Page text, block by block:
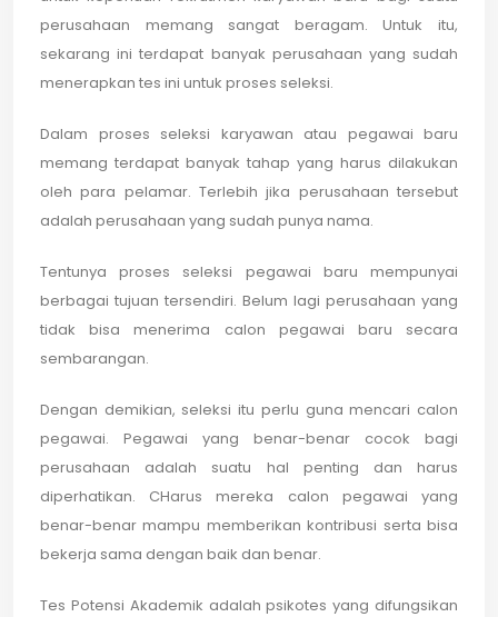
perusahaan memang sangat beragam. Untuk itu,
sekarang ini terdapat banyak perusahaan yang sudah
menerapkan tes ini untuk proses seleksi.
Dalam proses seleksi karyawan atau pegawai baru
memang terdapat banyak tahap yang harus dilakukan
oleh para pelamar. Terlebih jika perusahaan tersebut
adalah perusahaan yang sudah punya nama.
Tentunya proses seleksi pegawai baru mempunyai
berbagai tujuan tersendiri. Belum lagi perusahaan yang
tidak bisa menerima calon pegawai baru secara
sembarangan.
Dengan demikian, seleksi itu perlu guna mencari calon
pegawai. Pegawai yang benar-benar cocok bagi
perusahaan adalah suatu hal penting dan harus
diperhatikan. CHarus mereka calon pegawai yang
benar-benar mampu memberikan kontribusi serta bisa
bekerja sama dengan baik dan benar.
Tes Potensi Akademik adalah psikotes yang difungsikan